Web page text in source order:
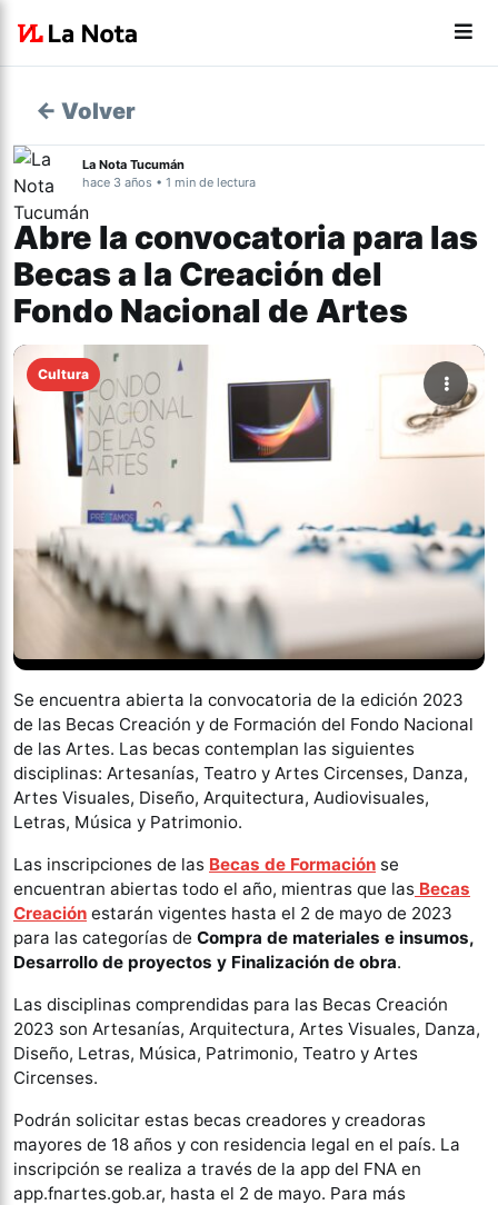
← Volver
La Nota Tucumán
hace 3 años • 1 min de lectura
Abre la convocatoria para las
Becas a la Creación del
Fondo Nacional de Artes
Cultura
Se encuentra abierta la convocatoria de la edición 2023
de las Becas Creación y de Formación del Fondo Nacional
de las Artes. Las becas contemplan las siguientes
disciplinas: Artesanías, Teatro y Artes Circenses, Danza,
Artes Visuales, Diseño, Arquitectura, Audiovisuales,
Letras, Música y Patrimonio.
Las inscripciones de las Becas de Formación se
encuentran abiertas todo el año, mientras que las Becas
Creación estarán vigentes hasta el 2 de mayo de 2023
para las categorías de Compra de materiales e insumos,
Desarrollo de proyectos y Finalización de obra.
Las disciplinas comprendidas para las Becas Creación
2023 son Artesanías, Arquitectura, Artes Visuales, Danza,
Diseño, Letras, Música, Patrimonio, Teatro y Artes
Circenses.
Podrán solicitar estas becas creadores y creadoras
mayores de 18 años y con residencia legal en el país. La
inscripción se realiza a través de la app del FNA en
app.fnartes.gob.ar, hasta el 2 de mayo. Para más